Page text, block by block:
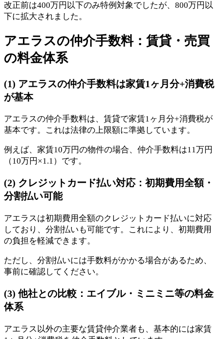
改正前は400万円以下のみ特例対象でしたが、800万円以
下に拡大されました。
アエラスの仲介手数料：賃貸・売買
の料金体系
(1) アエラスの仲介手数料は家賃1ヶ月分+消費税
が基本
アエラスの仲介手数料は、賃貸で家賃1ヶ月分+消費税が
基本です。これは法律の上限額に準拠しています。
例えば、家賃10万円の物件の場合、仲介手数料は11万円
（10万円×1.1）です。
(2) クレジットカード払い対応：初期費用全額・
分割払い可能
アエラスは初期費用全額のクレジットカード払いに対応
しており、分割払いも可能です。これにより、初期費用
の負担を軽減できます。
ただし、分割払いには手数料がかかる場合があるため、
事前に確認してください。
(3) 他社との比較：エイブル・ミニミニ等の料金
体系
アエラス以外の主要な賃貸仲介業者も、基本的には家賃